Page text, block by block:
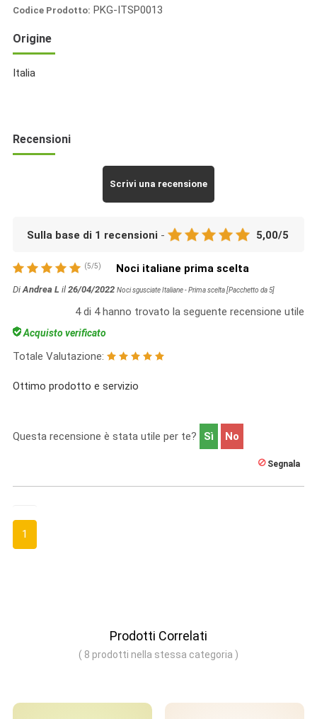
Codice Prodotto: PKG-ITSP0013
Spezie
Origine
Italia
Recensioni
Scrivi una recensione
Sulla base di 1 recensioni - 5,00/5
(5/5) Noci italiane prima scelta
Di Andrea L il 26/04/2022 Noci sgusciate Italiane - Prima scelta [Pacchetto da 5]
4di 4hanno trovato la seguente recensione utile
Acquisto verificato
Totale Valutazione:
Ottimo prodotto e servizio
Questa recensione è stata utile per te? Sì No
Segnala
1
Prodotti Correlati
( 8 prodotti nella stessa categoria )